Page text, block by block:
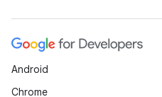
Android
Chrome